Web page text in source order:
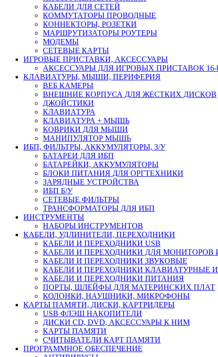
КАБЕЛИ ДЛЯ СЕТЕЙ
КОММУТАТОРЫ ПРОВОДНЫЕ
КОННЕКТОРЫ, РОЗЕТКИ
МАРШРУТИЗАТОРЫ РОУТЕРЫ
МОДЕМЫ
СЕТЕВЫЕ КАРТЫ
ИГРОВЫЕ ПРИСТАВКИ, АКСЕССУАРЫ
АКСЕССУАРЫ ДЛЯ ИГРОВЫХ ПРИСТАВОК 16-
КЛАВИАТУРЫ, МЫШИ, ПЕРИФЕРИЯ
ВЕБ КАМЕРЫ
ВНЕШНИЕ КОРПУСА ДЛЯ ЖЕСТКИХ ДИСКОВ
ДЖОЙСТИКИ
КЛАВИАТУРА
КЛАВИАТУРА + МЫШЬ
КОВРИКИ ДЛЯ МЫШИ
МАНИПУЛЯТОР МЫШЬ
ИБП, ФИЛЬТРЫ, АККУМУЛЯТОРЫ, З/У
БАТАРЕИ ДЛЯ ИБП
БАТАРЕЙКИ, АККУМУЛЯТОРЫ
БЛОКИ ПИТАНИЯ ДЛЯ ОРГТЕХНИКИ
ЗАРЯДНЫЕ УСТРОЙСТВА
ИБП Б/У
СЕТЕВЫЕ ФИЛЬТРЫ
ТРАНСФОРМАТОРЫ ДЛЯ ИБП
ИНСТРУМЕНТЫ
НАБОРЫ ИНСТРУМЕНТОВ
КАБЕЛИ, УДЛИНИТЕЛИ, ПЕРЕХОДНИКИ
КАБЕЛИ И ПЕРЕХОДНИКИ USB
КАБЕЛИ И ПЕРЕХОДНИКИ ДЛЯ МОНИТОРОВ
КАБЕЛИ И ПЕРЕХОДНИКИ ЗВУКОВЫЕ
КАБЕЛИ И ПЕРЕХОДНИКИ КЛАВИАТУРНЫЕ
КАБЕЛИ И ПЕРЕХОДНИКИ ПИТАНИЯ
ПОРТЫ, ШЛЕЙФЫ ДЛЯ МАТЕРИНСКИХ ПЛАТ
КОЛОНКИ, НАУШНИКИ, МИКРОФОНЫ
КАРТЫ ПАМЯТИ, ДИСКИ, КАРТРИДЕРЫ
USB ФЛЭШ НАКОПИТЕЛИ
ДИСКИ CD, DVD, АКСЕССУАРЫ К НИМ
КАРТЫ ПАМЯТИ
СЧИТЫВАТЕЛИ КАРТ ПАМЯТИ
ПРОГРАММНОЕ ОБЕСПЕЧЕНИЕ